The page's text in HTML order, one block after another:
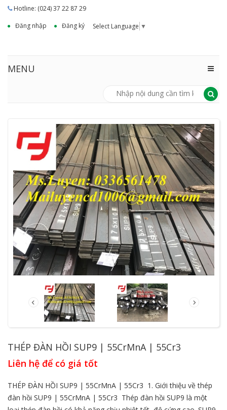
Hotline: (024) 37 22 87 29
Đăng nhập
Đăng ký Select Language ▼
MENU
THÉP ĐÀN HỒI SUP9 | 55CrMnA | 55Cr3
Liên hệ để có giá tốt
THÉP ĐÀN HỒI SUP9 | 55CrMnA | 55Cr3 1. Giới thiệu về thép
đàn hồi SUP9 | 55CrMnA | 55Cr3 Thép đàn hồi SUP9 là một